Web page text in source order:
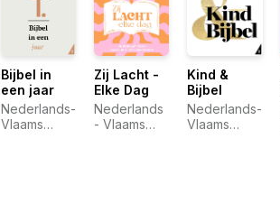
Bijbel in
een jaar
Nederlands-
Vlaams
Zij Lacht -
Elke Dag
Nederlands
- Vlaams
Kind &
Bijbel
Nederlands-
Vlaams